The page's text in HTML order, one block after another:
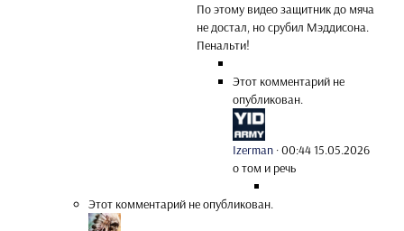
По этому видео защитник до мяча
не достал, но срубил Мэддисона.
Пенальти!
Этот комментарий не
опубликован.
Izerman ·00:44 15.05.2026
о том и речь
Этот комментарий не опубликован.